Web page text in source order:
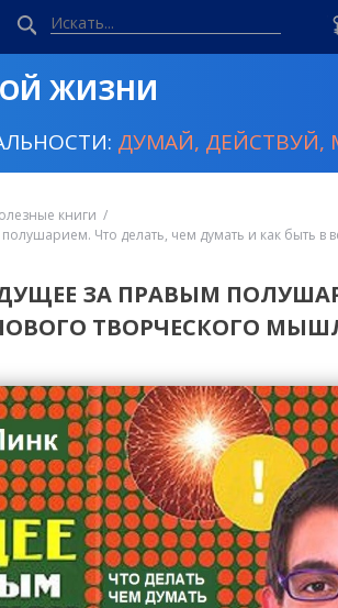
ЖИЗНИ
ДУМАЙ, ДЕЙСТВУЙ,
книги
Что делать, чем думать и как быть в
ЗА ПРАВЫМ
ТВОРЧЕСКОГО